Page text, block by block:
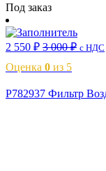
Под заказ
2 550 ₽ 3 000₽ с НДС
Оценка 0 из 5
P782937 Фильтр